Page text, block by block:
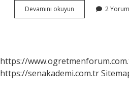
Devamını okuyun
Günlük
2 Yorum
https://
https://senakademi.com.tr